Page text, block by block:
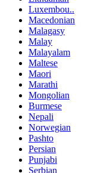
Luxembou..
Macedonian
Malagasy
Malay
Malayalam
Maltese
Maori
Marathi
Mongolian
Burmese
Nepali
Norwegian
Pashto
Persian
Punjabi
Serbian